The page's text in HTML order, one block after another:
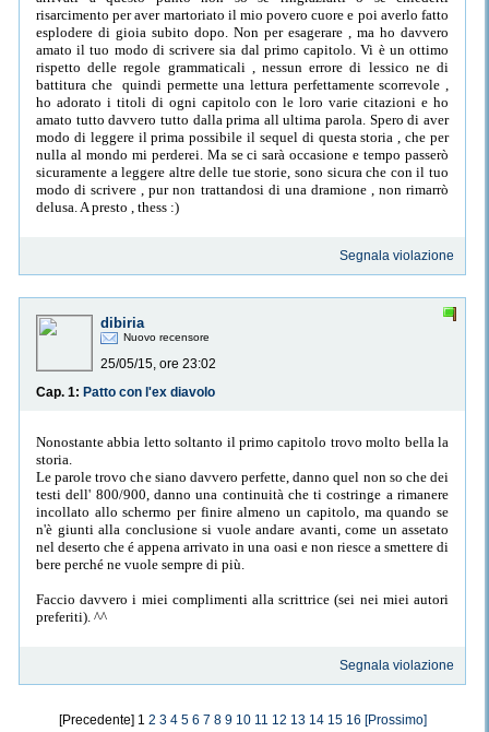
risarcimento per aver martoriato il mio povero cuore e poi averlo fatto
esplodere di gioia subito dopo. Non per esagerare , ma ho davvero
amato il tuo modo di scrivere sia dal primo capitolo. Vi è un ottimo
rispetto delle regole grammaticali , nessun errore di lessico ne di
battitura che quindi permette una lettura perfettamente scorrevole ,
ho adorato i titoli di ogni capitolo con le loro varie citazioni e ho
amato tutto davvero tutto dalla prima all ultima parola. Spero di aver
modo di leggere il prima possibile il sequel di questa storia , che per
nulla al mondo mi perderei. Ma se ci sarà occasione e tempo passerò
sicuramente a leggere altre delle tue storie, sono sicura che con il tuo
modo di scrivere , pur non trattandosi di una dramione , non rimarrò
delusa. A presto , thess :)
Segnala violazione
dibiria
Nuovo recensore
25/05/15, ore 23:02
Cap. 1: Patto con l'ex diavolo
Nonostante abbia letto soltanto il primo capitolo trovo molto bella la
storia.
Le parole trovo che siano davvero perfette, danno quel non so che dei
testi dell' 800/900, danno una continuità che ti costringe a rimanere
incollato allo schermo per finire almeno un capitolo, ma quando se
n'è giunti alla conclusione si vuole andare avanti, come un assetato
nel deserto che é appena arrivato in una oasi e non riesce a smettere di
bere perché ne vuole sempre di più.
Faccio davvero i miei complimenti alla scrittrice (sei nei miei autori
preferiti). ^^
Segnala violazione
[Precedente] 1 2 3 4 5 6 7 8 9 10 11 12 13 14 15 16 [Prossimo]